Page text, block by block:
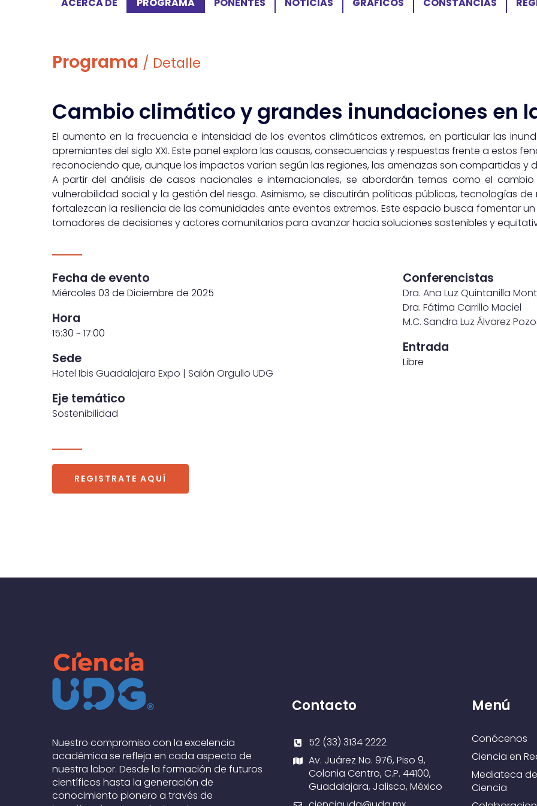
Programa / Detalle
Cambio climático y grandes inundaciones en
El aumento en la frecuencia e intensidad de los eventos climáticos extremos, en particular las
apremiantes del siglo XXI. Este panel explora las causas, consecuencias y respuestas frente a estos
reconociendo que, aunque los impactos varían según las regiones, las amenazas son compartidas
A partir del análisis de casos nacionales e internacionales, se abordarán temas como el
vulnerabilidad social y la gestión del riesgo. Asimismo, se discutirán políticas públicas, tecnologías
fortalezcan la resiliencia de las comunidades ante eventos extremos. Este espacio busca fomentar
tomadores de decisiones y actores comunitarios para avanzar hacia soluciones sostenibles y
Fecha de evento
Miércoles 03 de Diciembre de 2025
Hora
15:30 ~ 17:00
Sede
Hotel Ibis Guadalajara Expo | Salón Orgullo UDG
Eje temático
Sostenibilidad
Conferencistas
Dra. Ana Luz Quintanilla
Dra. Fátima Carrillo Maciel
M.C. Sandra Luz Álvarez
Entrada
Libre
REGISTRATE AQUÍ
Nuestro compromiso con la excelencia
académica se refleja en cada aspecto de
nuestra labor. Desde la formación de futuros
científicos hasta la generación de
conocimiento pionero a través de
Contacto
52 (33) 3134 2222
Av. Juárez No. 976, Piso 9,
Colonia Centro, C.P. 44100,
Guadalajara, Jalisco, México
Menú
Conócenos
Ciencia en
Mediateca
Ciencia